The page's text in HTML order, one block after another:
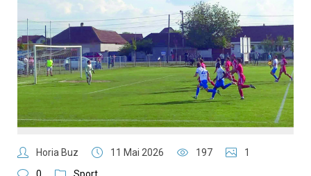
Horia Buz 11 Mai 2026 197
1